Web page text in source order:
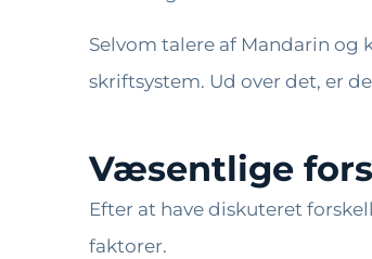
Selvom talere af Mandarin og
skriftsystem. Ud over det, er
Væsentlige
Efter at have diskuteret
faktorer.